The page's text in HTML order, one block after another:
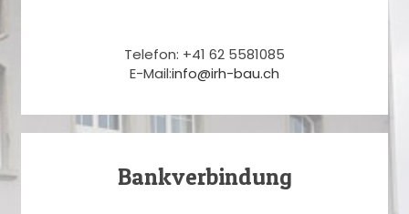
Telefon: +41 62 5581085
E-Mail:info@irh-bau.ch
Bankverbindung